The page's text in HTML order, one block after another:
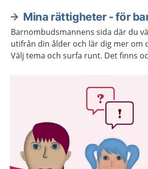
åsikter respekterade.
Mina rättigheter - för
Barnombudsmannens sida där du
utifrån din ålder och lär dig mer om
Välj tema och surfa runt. Det finns